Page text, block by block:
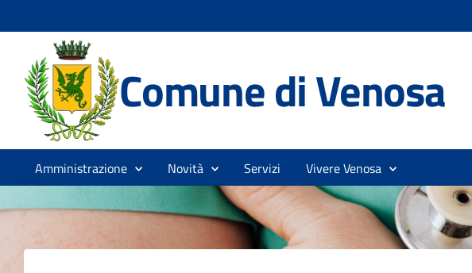
Comune di Venosa
Amministrazione Novità Servizi Vivere Venosa